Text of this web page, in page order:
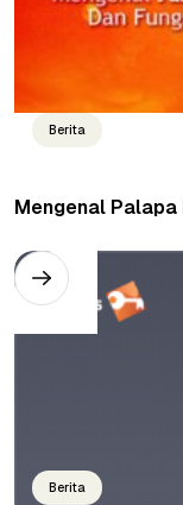
Berita
Mengenal Palapa
Berita